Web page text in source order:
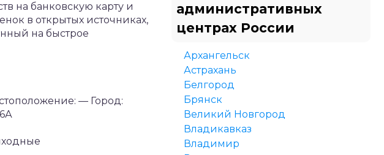
на банковскую карту и
в открытых источниках,
на быстрое
— Город:
административных
центрах России
Архангельск
Астрахань
Белгород
Брянск
Великий Новгород
Владикавказ
Владимир